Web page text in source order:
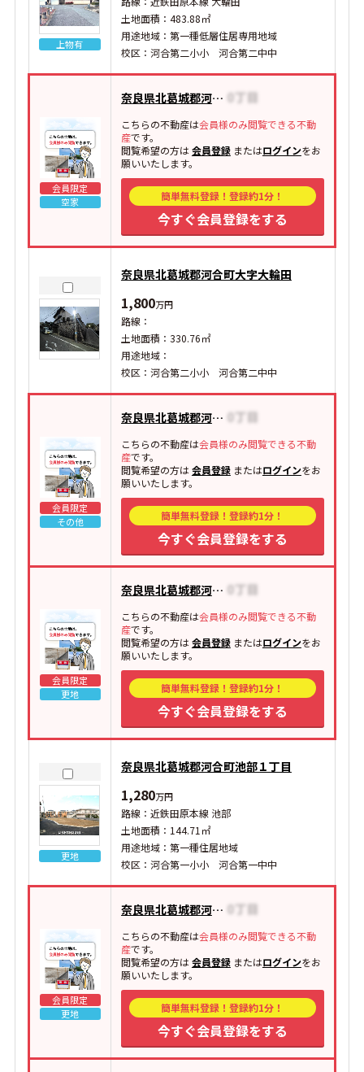
上物有
土地面積：483.88㎡
用途地域：第一種低層住居専用地域
校区：河合第二小小 河合第二中中
会員限定
空家
奈良県北葛城郡河合町大字西穴闇
こちらの不動産は会員様のみ閲覧できる不動
産です。
閲覧希望の方は会員登録またはログインをお
願いいたします。
簡単無料登録！登録約1分！
今すぐ会員登録をする
奈良県北葛城郡河合町大字大輪田
1,800万円
路線：
土地面積：330.76㎡
用途地域：
校区：河合第二小小 河合第二中中
会員限定
その他
奈良県北葛城郡河合町大字西穴闇
こちらの不動産は会員様のみ閲覧できる不動
産です。
閲覧希望の方は会員登録またはログインをお
願いいたします。
簡単無料登録！登録約1分！
今すぐ会員登録をする
会員限定
更地
奈良県北葛城郡河合町池部
こちらの不動産は会員様のみ閲覧できる不動
産です。
閲覧希望の方は会員登録またはログインをお
願いいたします。
簡単無料登録！登録約1分！
今すぐ会員登録をする
更地
奈良県北葛城郡河合町池部１丁目
1,280万円
路線：近鉄田原本線 池部
土地面積：144.71㎡
用途地域：第一種住居地域
校区：河合第一小小 河合第一中中
会員限定
更地
奈良県北葛城郡河合町池部
こちらの不動産は会員様のみ閲覧できる不動
産です。
閲覧希望の方は会員登録またはログインをお
願いいたします。
簡単無料登録！登録約1分！
今すぐ会員登録をする